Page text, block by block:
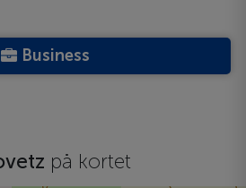
Business
på kortet